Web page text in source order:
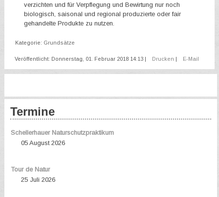
verzichten und für Verpflegung und Bewirtung nur noch
biologisch, saisonal und regional produzierte oder fair
gehandelte Produkte zu nutzen.
Kategorie: Grundsätze
Veröffentlicht: Donnerstag, 01. Februar 2018 14:13 Drucken E-Mail
Termine
Schellerhauer Naturschutzpraktikum
05 August 2026
Tour de Natur
25 Juli 2026